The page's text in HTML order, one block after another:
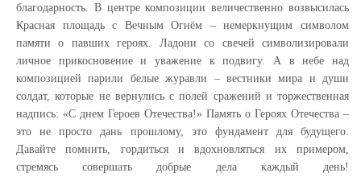
благодарность. В центре композиции величественно возвысилась
Красная площадь с Вечным Огнём – немеркнущим символом
памяти о павших героях. Ладони со свечей символизировали
личное прикосновение и уважение к подвигу. А в небе над
композицией парили белые журавли – вестники мира и души
солдат, которые не вернулись с полей сражений и торжественная
надпись: «С днем Героев Отечества!» Память о Героях Отечества –
это не просто дань прошлому, это фундамент для будущего.
Давайте помнить, гордиться и вдохновляться их примером,
стремясь совершать добрые дела каждый день!